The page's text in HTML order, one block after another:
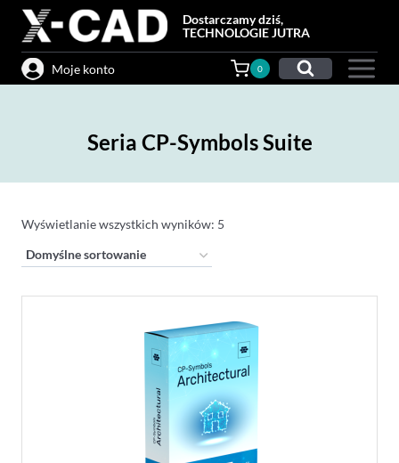
Przejdź
treści
Dostarczamy dziś,
TECHNOLOGIE JUTRA
Moje konto 0
Seria CP-Symbols Suite
Wyświetlanie wszystkich wyników: 5